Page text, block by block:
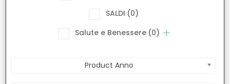
SALDI (0)
Salute e Benessere (0)
Product Anno